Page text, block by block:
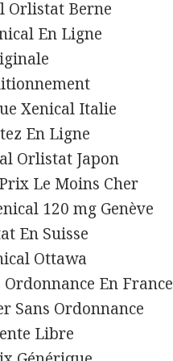
Orlistat Berne
En Ligne
Xenical Italie
En Ligne
Orlistat Japon
Le Moins Cher
120 mg Genève
En Suisse
Ottawa
En France
Sans Ordonnance
Libre